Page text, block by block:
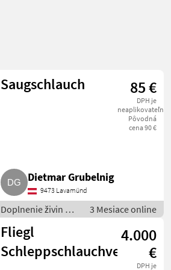
Saugschlauch 85 €
DPH je
neaplikovateľné
Pôvodná
cena 90 €
Dietmar Grubelnig
9473 Lavamünd
Doplnenie živin a
polievanie / Hadica
na hnojivo
3 Mesiace online
Fliegl
Schleppschlauchverteiler
4.000
€
DPH je